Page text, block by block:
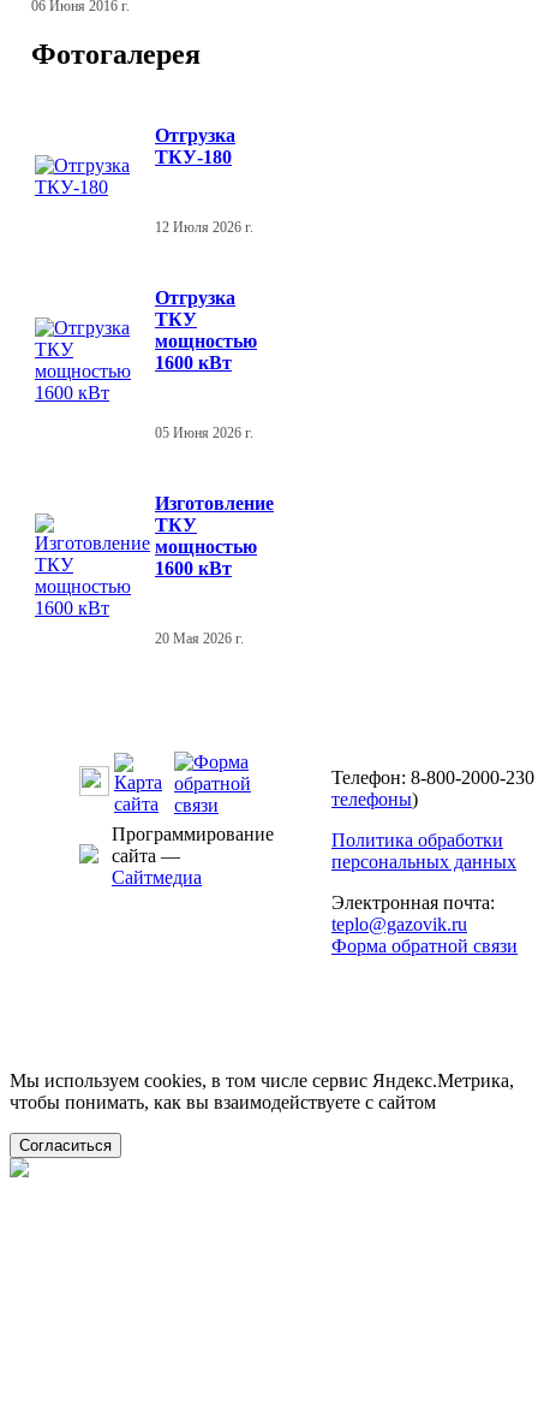
06 Июня 2016 г.
Фотогалерея
Отгрузка
ТКУ-180
12 Июля 2026 г.
Отгрузка
ТКУ
мощностью
1600 кВт
05 Июня 2026 г.
Изготовление
ТКУ
мощностью
1600 кВт
20 Мая 2026 г.
Программирование
сайта —
Сайтмедиа
Телефон: 8-800-2000-230
телефоны)
Политика обработки
персональных данных
Электронная почта:
teplo@gazovik.ru
Форма обратной связи
Мы используем cookies, в том числе сервис Яндекс.Метрика,
чтобы понимать, как вы взаимодействуете с сайтом
Согласиться